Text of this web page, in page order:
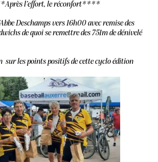
l’effort, le réconfort****
Deschamps vers 16h00 avec remise des
de quoi se remettre des 751m de dénivelé
sur les points positifs de cette cyclo édition